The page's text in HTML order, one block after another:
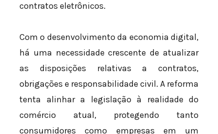
contratos eletrônicos.
Com o desenvolvimento da economia digital,
há uma necessidade crescente de atualizar
as disposições relativas a contratos,
obrigações e responsabilidade civil. A reforma
tenta alinhar a legislação à realidade do
comércio atual, protegendo tanto
consumidores como empresas em um